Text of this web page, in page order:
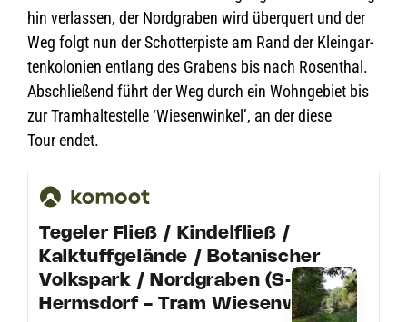
hin ver­las­sen, der Nord­gra­ben wird über­quert und der
Weg folgt nun der Schot­ter­piste am Rand der Klein­gar­
ten­ko­lo­nien ent­lang des Gra­bens bis nach Rosen­thal.
Abschlie­ßend führt der Weg durch ein Wohn­ge­biet bis
zur Tram­hal­te­stelle ‘Wie­sen­win­kel’, an der diese
Tour endet.